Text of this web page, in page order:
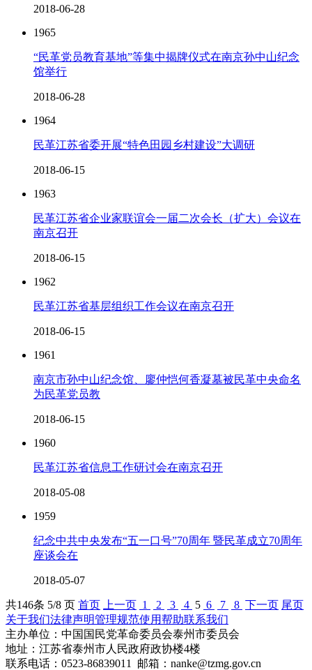
2018-06-28
1965
“民革党员教育基地”等集中揭牌仪式在南京孙中山纪念
馆举行
2018-06-28
1964
民革江苏省委开展“特色田园乡村建设”大调研
2018-06-15
1963
民革江苏省企业家联谊会一届二次会长（扩大）会议在
南京召开
2018-06-15
1962
民革江苏省基层组织工作会议在南京召开
2018-06-15
1961
南京市孙中山纪念馆、廖仲恺何香凝墓被民革中央命名
为民革党员教
2018-06-15
1960
民革江苏省信息工作研讨会在南京召开
2018-05-08
1959
纪念中共中央发布“五一口号”70周年 暨民革成立70周年
座谈会在
2018-05-07
共146条 5/8 页 首页 上一页 1 2 3 4 5 6 7 8 下一页 尾页
关于我们法律声明管理规范使用帮助联系我们
主办单位：中国国民党革命委员会泰州市委员会
地址：江苏省泰州市人民政府政协楼4楼
联系电话：0523-86839011 邮箱：nanke@tzmg.gov.cn